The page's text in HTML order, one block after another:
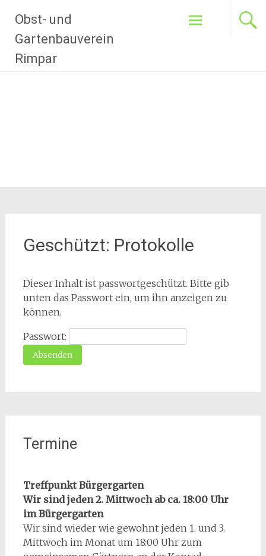
Inhalt
springen
Obst- und
Gartenbauverein
Rimpar
Geschützt: Protokolle
Dieser Inhalt ist passwortgeschützt. Bitte gib
unten das Passwort ein, um ihn anzeigen zu
können.
Passwort:
Termine
Treffpunkt Bürgergarten
Wir sind jeden 2. Mittwoch ab ca. 18:00 Uhr
im Bürgergarten
Wir sind wieder wie gewohnt jeden 1. und 3.
Mittwoch im Monat um 18:00 Uhr zum